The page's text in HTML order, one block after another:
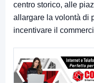
centro storico, alle
allargare la volontà di
incentivare il